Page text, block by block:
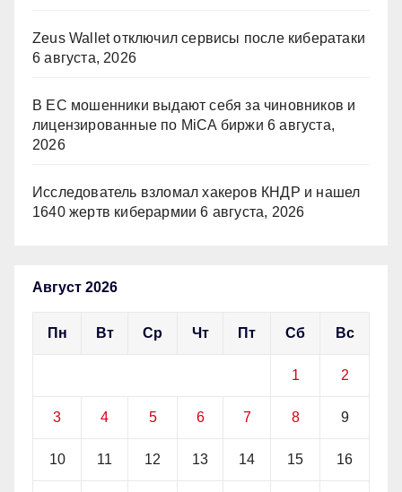
Zeus Wallet отключил сервисы после кибератаки
6 августа, 2026
В ЕС мошенники выдают себя за чиновников и
лицензированные по MiCA биржи 6 августа,
2026
Исследователь взломал хакеров КНДР и нашел
1640 жертв киберармии 6 августа, 2026
Август 2026
Пн Вт Ср Чт Пт Сб Вс
1 2
3 4 5 6 7 8 9
10 11 12 13 14 15 16